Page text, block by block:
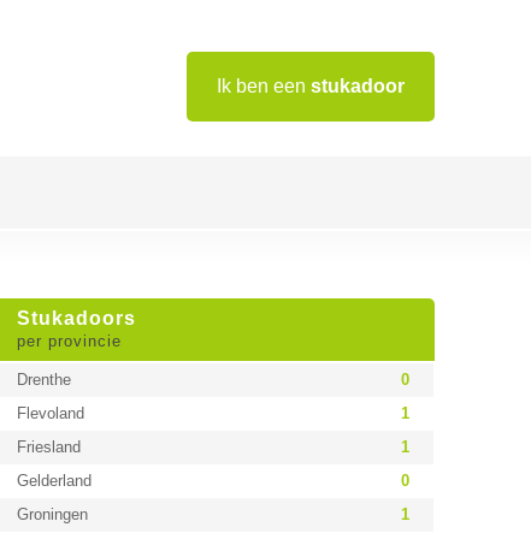
Ik ben een stukadoor
Stukadoors
per provincie
Drenthe
0
Flevoland
1
Friesland
1
Gelderland
0
Groningen
1